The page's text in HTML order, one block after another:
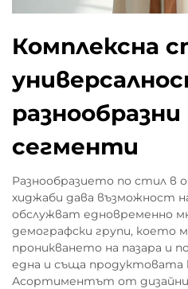
Комплексна
разнообразни
сегменти
Разнообразието по стил в
хиджаби дава възможност
обслужват едновременно
демографски групи, което
проникването на пазара и
една и съща продуктовата
Асортиментът от дизайни,